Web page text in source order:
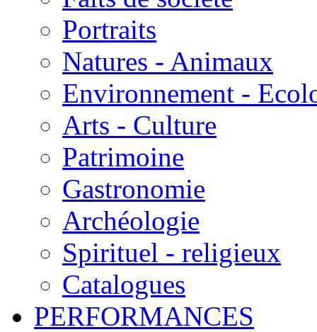
Portraits
Natures - Animaux
Environnement -
Arts - Culture
Patrimoine
Gastronomie
Archéologie
Spirituel - religieux
Catalogues
PERFORMANCES